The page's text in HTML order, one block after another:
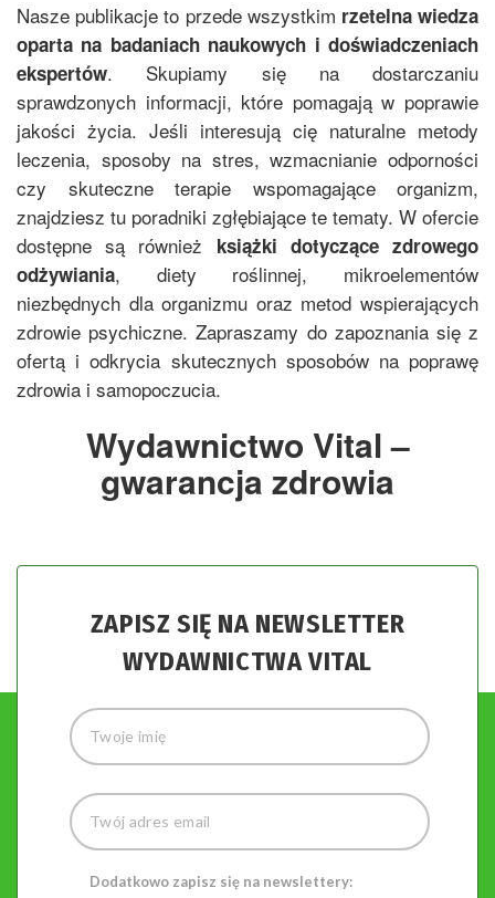
Nasze publikacje to przede wszystkim rzetelna wiedza
oparta na badaniach naukowych i doświadczeniach
ekspertów. Skupiamy się na dostarczaniu
sprawdzonych informacji, które pomagają w poprawie
jakości życia. Jeśli interesują cię naturalne metody
leczenia, sposoby na stres, wzmacnianie odporności
czy skuteczne terapie wspomagające organizm,
znajdziesz tu poradniki zgłębiające te tematy. W ofercie
dostępne są również książki dotyczące zdrowego
odżywiania, diety roślinnej, mikroelementów
niezbędnych dla organizmu oraz metod wspierających
zdrowie psychiczne. Zapraszamy do zapoznania się z
ofertą i odkrycia skutecznych sposobów na poprawę
zdrowia i samopoczucia.
Wydawnictwo Vital –
gwarancja zdrowia
ZAPISZ SIĘ NA NEWSLETTER
WYDAWNICTWA VITAL
Dodatkowo zapisz się na newslettery: